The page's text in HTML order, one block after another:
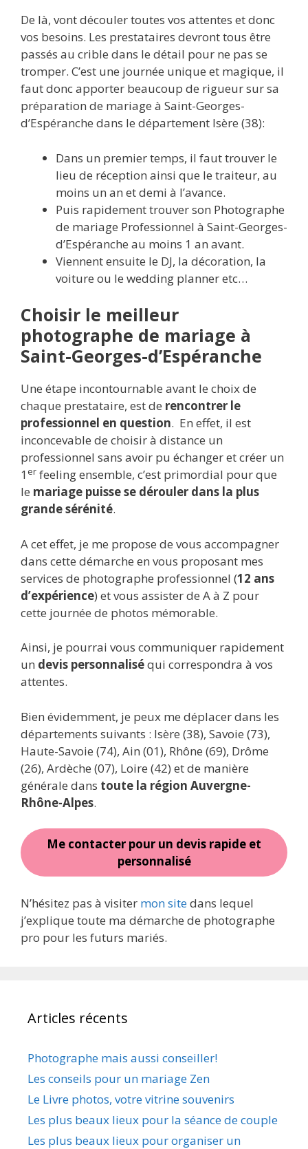
De là, vont découler toutes vos attentes et donc
vos besoins. Les prestataires devront tous être
passés au crible dans le détail pour ne pas se
tromper. C’est une journée unique et magique, il
faut donc apporter beaucoup de rigueur sur sa
préparation de mariage à Saint-Georges-
d’Espéranche dans le département Isère (38):
Dans un premier temps, il faut trouver le
lieu de réception ainsi que le traiteur, au
moins un an et demi à l’avance.
Puis rapidement trouver son Photographe
de mariage Professionnel à Saint-Georges-
d’Espéranche au moins 1 an avant.
Viennent ensuite le DJ, la décoration, la
voiture ou le wedding planner etc…
Choisir le meilleur
photographe de mariage à
Saint-Georges-d’Espéranche
Une étape incontournable avant le choix de
chaque prestataire, est de rencontrer le
professionnel en question. En effet, il est
inconcevable de choisir à distance un
professionnel sans avoir pu échanger et créer un
1 er feeling ensemble, c’est primordial pour que
le mariage puisse se dérouler dans la plus
grande sérénité.
A cet effet, je me propose de vous accompagner
dans cette démarche en vous proposant mes
services de photographe professionnel (12 ans
d’expérience) et vous assister de A à Z pour
cette journée de photos mémorable.
Ainsi, je pourrai vous communiquer rapidement
un devis personnaliséqui correspondra à vos
attentes.
Bien évidemment, je peux me déplacer dans les
départements suivants : Isère (38), Savoie (73),
Haute-Savoie (74), Ain (01), Rhône (69), Drôme
(26), Ardèche (07), Loire (42) et de manière
générale dans toute la région Auvergne-
Rhône-Alpes.
Me contacter pour un devis rapide et
personnalisé
N’hésitez pas à visiter mon sitedans lequel
j’explique toute ma démarche de photographe
pro pour les futurs mariés.
Articles récents
Photographe mais aussi conseiller!
Les conseils pour un mariage Zen
Le Livre photos, votre vitrine souvenirs
Les plus beaux lieux pour la séance de couple
Les plus beaux lieux pour organiser un